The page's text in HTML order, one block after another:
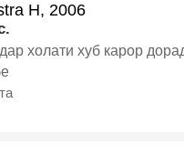
H, 2006
холати хуб карор